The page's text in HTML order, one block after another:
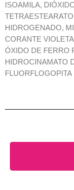
ISOAMILA,
HIDROGENADO,
CORANTE
ÓXIDO DE FERRO
HIDROCINAMATO
FLUORFLOGOPITA